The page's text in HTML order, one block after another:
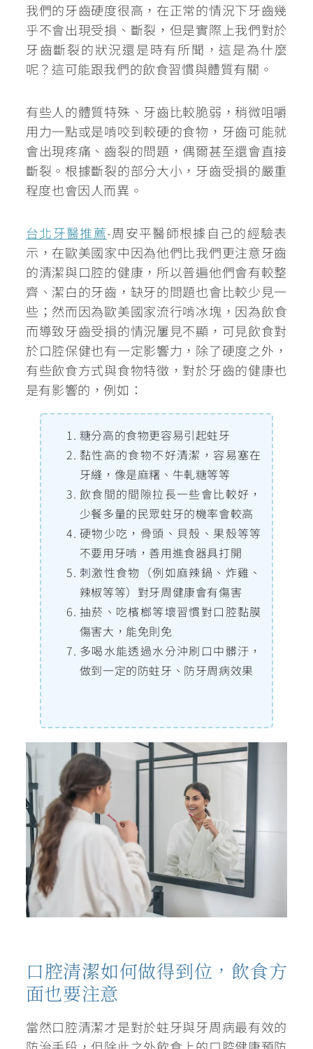
我們的牙齒硬度很高，在正常的情況下牙齒幾
乎不會出現受損、斷裂，但是實際上我們對於
牙齒斷裂的狀況還是時有所聞，這是為什麼
呢？ 這可能跟我們的飲食習慣與體質有關。
有些人的體質特殊、牙齒比較脆弱，稍微咀嚼
用力一點或是啃咬到較硬的食物，牙齒可能就
會出現疼痛、齒裂的問題，偶爾甚至還會直接
斷裂。根據斷裂的部分大小，牙齒受損的嚴重
程度也會因人而異。
台北牙醫推薦-周安平醫師根據自己的經驗表
示，在歐美國家中因為他們比我們更注意牙齒
的清潔與口腔的健康，所以普遍他們會有較整
齊、潔白的牙齒，缺牙的問題也會比較少見一
些；然而因為歐美國家流行啃冰塊，因為飲食
而導致牙齒受損的情況屢見不顯，可見飲食對
於口腔保健也有一定影響力 ，除了硬度之外，
有些飲食方式與食物特徵，對於牙齒的健康也
是有影響的，例如：
糖分高的食物更容易引起蛀牙
黏性高的食物不好清潔，容易塞在
牙縫，像是麻糬、牛軋糖等等
飲食間的間隙拉長一些會比較好，
少餐多量的民眾蛀牙的機率會較高
硬物少吃 ，骨頭、貝殼、果殼等等
不要用牙啃，善用進食器具打開
刺激性食物（例如麻辣鍋、炸雞、
辣椒等等）對牙周健康會有傷害
抽菸、吃檳榔等壞習慣對口腔黏膜
傷害大 ，能免則免
多喝水能透過水分沖刷口中髒汙，
做到一定的防蛀牙、防牙周病效果
口腔清潔如何做得到位，飲食方
面也要注意
當然口腔清潔才是對於蛀牙與牙周病最有效的